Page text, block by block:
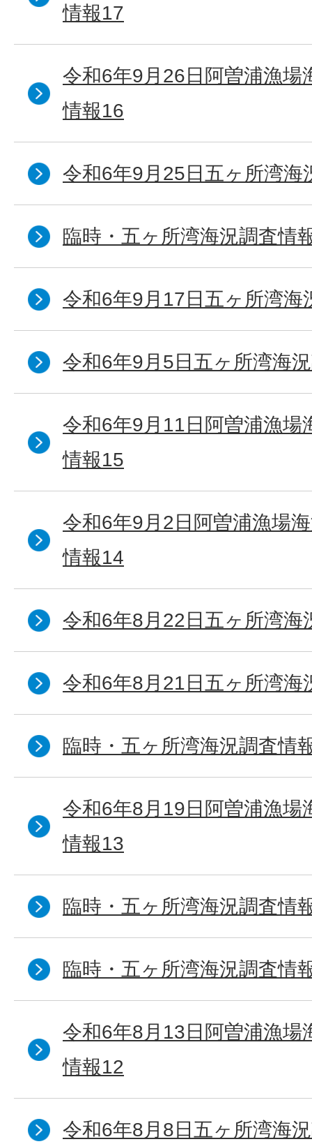
情報17
令和6年9月26日阿曽浦漁場
情報16
令和6年9月25日五ヶ所湾海
臨時・五ヶ所湾海況調査情
令和6年9月17日五ヶ所湾海
令和6年9月5日五ヶ所湾海
令和6年9月11日阿曽浦漁場
情報15
令和6年9月2日阿曽浦漁場
情報14
令和6年8月22日五ヶ所湾海
令和6年8月21日五ヶ所湾海
臨時・五ヶ所湾海況調査情
令和6年8月19日阿曽浦漁場
情報13
臨時・五ヶ所湾海況調査情
臨時・五ヶ所湾海況調査情
令和6年8月13日阿曽浦漁場
情報12
令和6年8月8日五ヶ所湾海